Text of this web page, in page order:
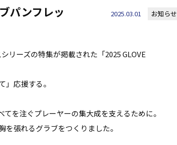
パンフレッ
2025.03.01 お知らせ
リーズの特集が掲載された「2025 GLOVE
」応援する。
を注ぐプレーヤーの集大成を支えるために。
張れるグラブをつくりました。